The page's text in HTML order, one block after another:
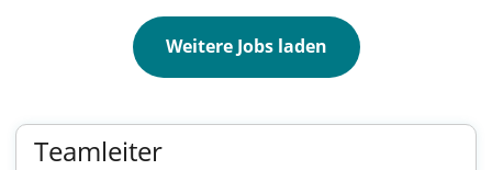
Weitere Jobs laden
Teamleiter